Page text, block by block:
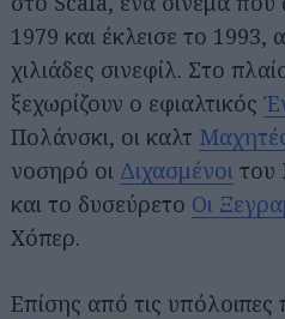
1979 και έκλεισε το
χιλιάδες σινεφίλ. Στο
ξεχωρίζουν ο εφιαλτικός
Πολάνσκι, οι καλτ
νοσηρό οι Διχασμένοι του
και το δυσεύρετο Οι
Χόπερ.
Επίσης από τις